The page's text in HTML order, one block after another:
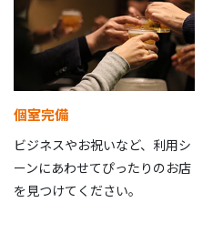
個室完備
ビジネスやお祝いなど、利用シ
ーンにあわせてぴったりのお店
を見つけてください。